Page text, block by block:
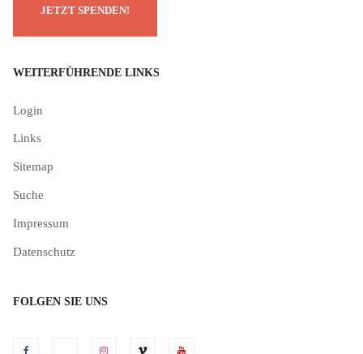
WEITERFÜHRENDE LINKS
Login
Links
Sitemap
Suche
Impressum
Datenschutz
FOLGEN SIE UNS